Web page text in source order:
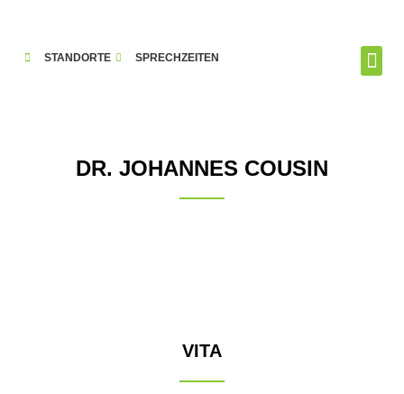
STANDORTE SPRECHZEITEN
DR. JOHANNES COUSIN
VITA